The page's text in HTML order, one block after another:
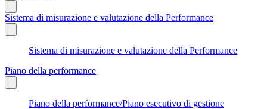
Sistema di misurazione e valutazione della Performance
Sistema di misurazione e valutazione della Performance
Piano della performance
Piano della performance/Piano esecutivo di gestione